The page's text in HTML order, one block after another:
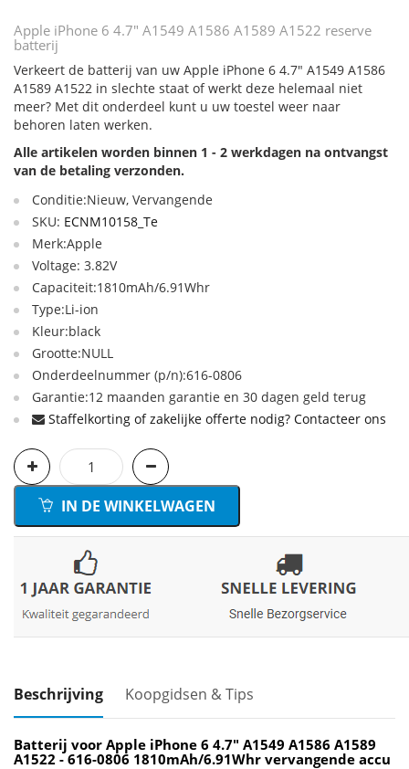
Apple iPhone 6 4.7" A1549 A1586 A1589 A1522 reserve
batterij
Verkeert de batterij van uw Apple iPhone 6 4.7" A1549 A1586
A1589 A1522 in slechte staat of werkt deze helemaal niet
meer? Met dit onderdeel kunt u uw toestel weer naar
behoren laten werken.
Alle artikelen worden binnen 1 - 2 werkdagen na ontvangst
van de betaling verzonden.
Conditie:Nieuw, Vervangende
SKU: ECNM10158_Te
Merk:Apple
Voltage: 3.82V
Capaciteit:1810mAh/6.91Whr
Type:Li-ion
Kleur:black
Grootte:NULL
Onderdeelnummer (p/n):616-0806
Garantie:12 maanden garantie en 30 dagen geld terug
Staffelkorting of zakelijke offerte nodig? Contacteer ons
IN DE WINKELWAGEN
Beschrijving Koopgidsen & Tips
Batterij voor Apple iPhone 6 4.7" A1549 A1586 A1589
A1522 - 616-0806 1810mAh/6.91Whr vervangende accu